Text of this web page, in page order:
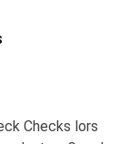
Checks lors